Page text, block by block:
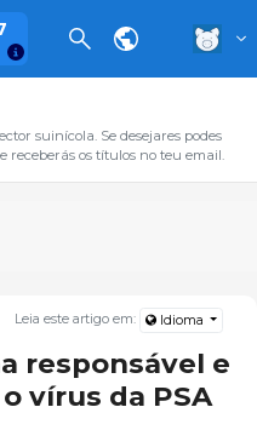
suinícola. Se desejares podes
receberás os títulos no teu email.
Leia este artigo em: Idioma
responsável e
vírus da PSA